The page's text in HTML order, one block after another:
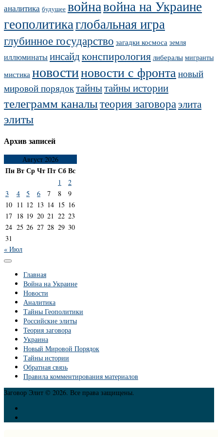
аналитика будущее войнавойна на Украине
геополитикаглобальная игра
глубинное государство загадки космоса земля
иллюминатыинсайдконспирология либералы мигранты
мистика новостиновости с фронтановый
мировой порядоктайнытайны истории
телеграмм каналытеория заговораэлита
элиты
Архив записей
Август 2026
ПнВтСрЧтПтСбВс
1
2
3
4 5 6 7 8
9
10 11 12 13 14 15 16
17 18 19 20 21 22 23
24 25 26 27 28 29 30
31
« Июл
Главная
Война на Украине
Новости
Аналитика
Тайны Геополитики
Российские элиты
Теория заговора
Украина
Новый Мировой Порядок
Тайны истории
Обратная связь
Правила комментирования материалов
Заговор Элит © 2026. Все права защищены.